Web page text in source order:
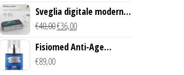
Sveglia digitale moderna
con Caricabatterie
Wireless Qi
€40,00€36,00
Fisiomed Anti-Age
Defense Face Serum
€89,00